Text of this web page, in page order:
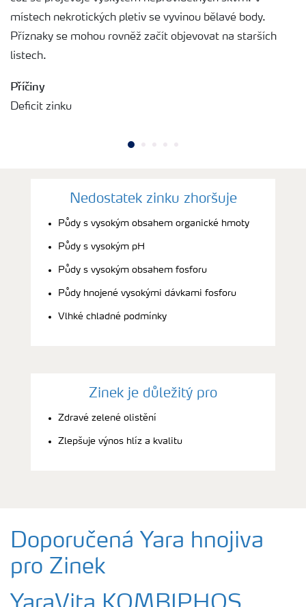
místech nekrotických pletiv se vyvinou bělavé body.
Příznaky se mohou rovněž začít objevovat na starších
listech.
Příčiny
Deficit zinku
Nedostatek zinku zhoršuje
Půdy s vysokým obsahem organické hmoty
Půdy s vysokým pH
Půdy s vysokým obsahem fosforu
Půdy hnojené vysokými dávkami fosforu
Vlhké chladné podmínky
Zinek je důležitý pro
Zdravé zelené olistění
Zlepšuje výnos hlíz a kvalitu
Doporučená Yara hnojiva
pro Zinek